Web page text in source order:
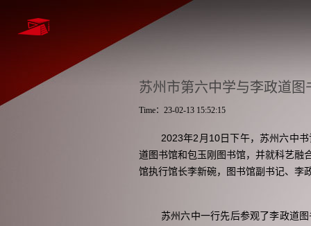
苏州市第六中学与李政道
Time：23-02-13 15:52:15
2023年2月10日下午，苏州六中
道图书馆和包玉刚图书馆，并就科艺融
馆执行馆长李新碗，图书馆副书记、李
苏州六中一行先后参观了李政道